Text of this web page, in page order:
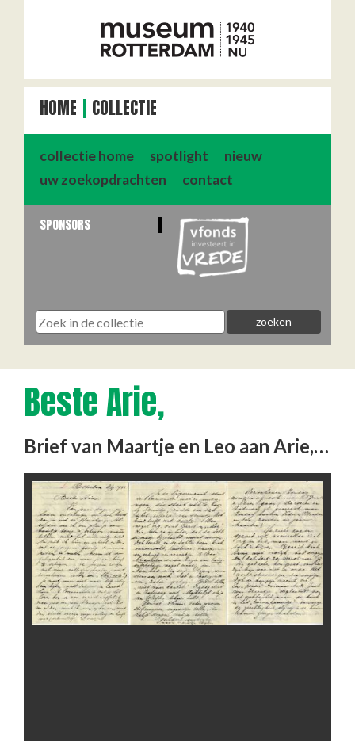
HOME COLLECTIE
collectie home spotlight
nieuw
uw zoekopdrachten
contact
SPONSORS
Beste Arie,
Brief van Maartje en Leo aan Arie, een gemobiliseerde soldaat, gelegerd in de Harskamp. Zij schrijven over van …